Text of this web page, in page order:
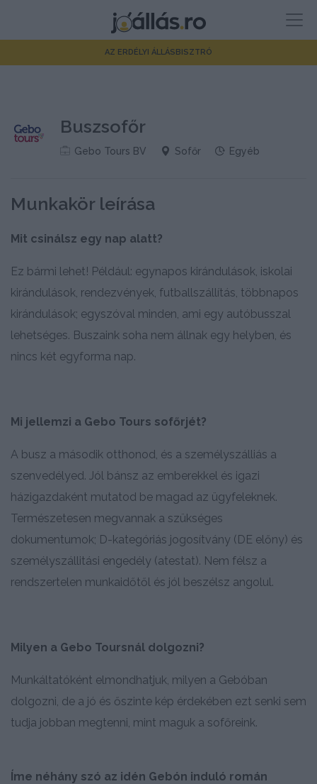
AZ ERDÉLYI ÁLLÁSBISZTRÓ
Buszsofőr
Gebo Tours BV Sofőr Egyéb
Munkakör leírása
Mit csinálsz egy nap alatt?
Ez bármi lehet! Például: egynapos kirándulások, iskolai
kirándulások, rendezvények, futballszállítás, többnapos
kirándulások; egyszóval minden, ami egy autóbusszal
lehetséges. Buszaink soha nem állnak egy helyben, és
nincs két egyforma nap.
Mi jellemzi a Gebo Tours sofőrjét?
A busz a második otthonod, és a személyszálliás a
szenvedélyed. Jól bánsz az emberekkel és igazi
házigazdaként mutatod be magad az ügyfeleknek.
Természetesen megvannak a szükséges
dokumentumok; D-kategóriás jogosítvány (DE előny) és
személyszállitási engedély (atestat). Nem félsz a
rendszertelen munkaidőtől és jól beszélsz angolul.
Milyen a Gebo Toursnál dolgozni?
Munkáltatóként elmondhatjuk, milyen a Gebóban
dolgozni, de a jó és őszinte kép érdekében ezt senki sem
tudja jobban megtenni, mint maguk a sofőreink.
Íme néhány szó az idén Gebón induló román